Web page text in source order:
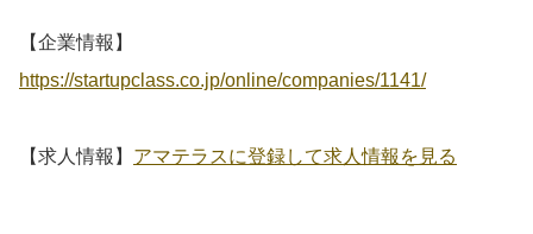
【企業情報】
https://startupclass.co.jp/online/companies/1141/
【求人情報】 アマテラスに登録して求人情報を見る